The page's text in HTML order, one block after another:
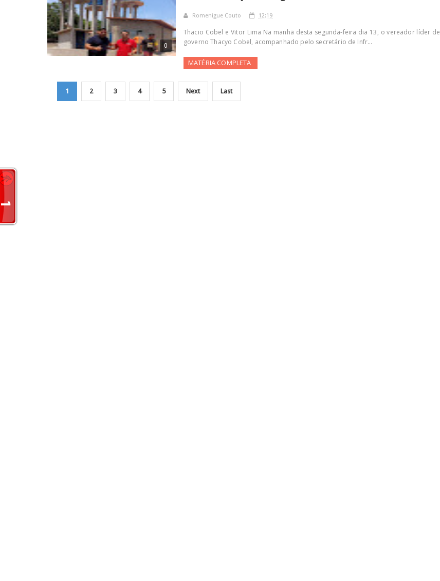
0
Romenigue Couto 12:19
Thacio Cobel e Vitor Lima Na manhã desta segunda-feira dia 13, o vereador líder de
governo Thacyo Cobel, acompanhado pelo secretário de Infr...
MATÉRIA COMPLETA
1 2 3 4 5 Next Last